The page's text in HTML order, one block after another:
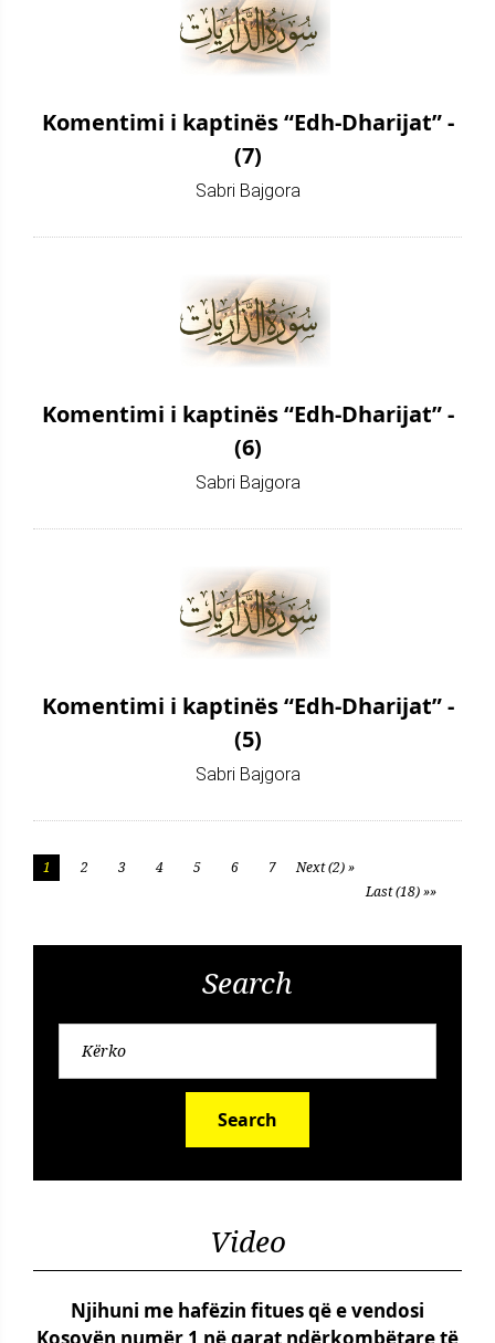
Komentimi i kaptinës “Edh-Dharijat” -
(7)
Sabri Bajgora
Komentimi i kaptinës “Edh-Dharijat” -
(6)
Sabri Bajgora
Komentimi i kaptinës “Edh-Dharijat” -
(5)
Sabri Bajgora
1 2 3 4 5 6 7
Next (2) »
Last (18) »»
Search
Search
Video
Njihuni me hafëzin fitues që e vendosi
Kosovën numër 1 në garat ndërkombëtare të